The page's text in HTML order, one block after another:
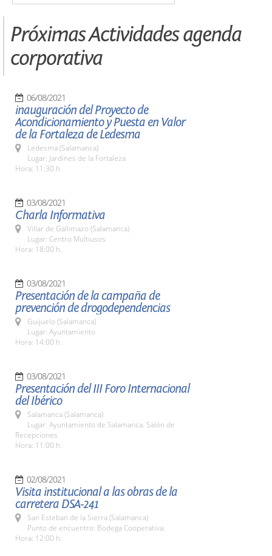
Próximas Actividades agenda
corporativa
06/08/2021
inauguración del Proyecto de
Acondicionamiento y Puesta en Valor
de la Fortaleza de Ledesma
Ledesma (Salamanca)
Lugar: Jardines de la Fortaleza
Hora: 11:30 h.
03/08/2021
Charla Informativa
Villar de Gallimazo (Salamanca)
Lugar: Centro Multiusos
Hora: 18:00 h.
03/08/2021
Presentación de la campaña de
prevención de drogodependencias
Guijuelo (Salamanca)
Lugar: Ayuntamiento
Hora: 14:00 h.
03/08/2021
Presentación del III Foro Internacional
del Ibérico
Salamanca (Salamanca)
Lugar: Ayuntamiento de Salamanca. Salón de
Recepciones
Hora: 11:00 h.
02/08/2021
Visita institucional a las obras de la
carretera DSA-241
San Esteban de la Sierra (Salamanca)
Punto de encuentro: Bodega Cooperativa.
Hora: 12:00 h.